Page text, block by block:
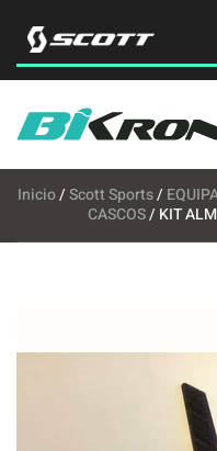
Inicio/Scott Sports/
CASCOS/ KIT